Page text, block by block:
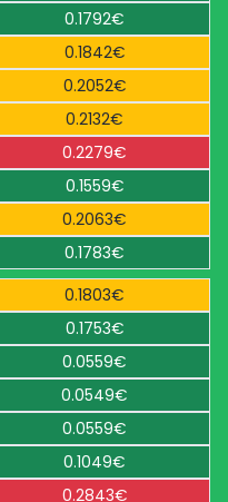
0.1792€
0.1842€
0.2052€
0.2132€
0.2279€
0.1559€
0.2063€
0.1783€
0.1803€
0.1753€
0.0559€
0.0549€
0.0559€
0.1049€
0.2843€